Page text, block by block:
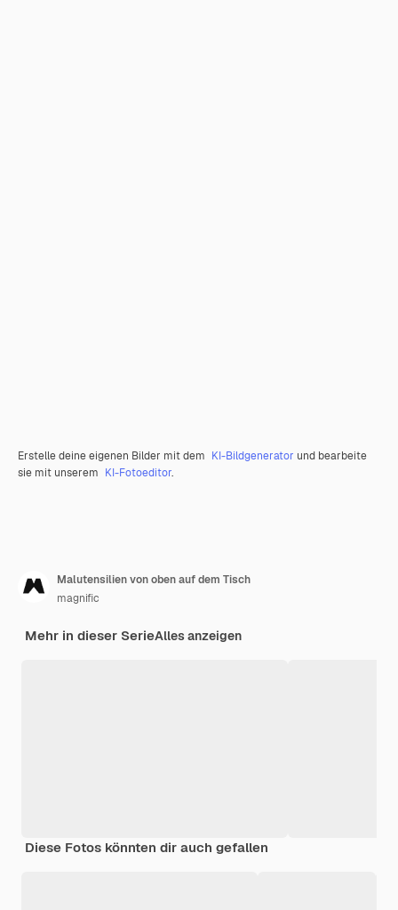
Erstelle deine eigenen Bilder mit dem KI-Bildgenerator und bearbeite
sie mit unserem KI-Fotoeditor.
Malutensilien von oben auf dem Tisch
magnific
Mehr in dieser SerieAlles anzeigen
Diese Fotos könnten dir auch gefallen